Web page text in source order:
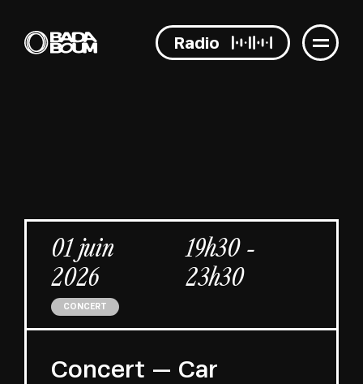
Radio
01 juin
2026
19h30 -
23h30
CONCERT
Concert — Car